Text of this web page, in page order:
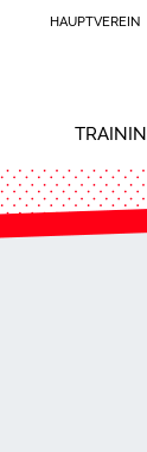
HAUPTVEREIN